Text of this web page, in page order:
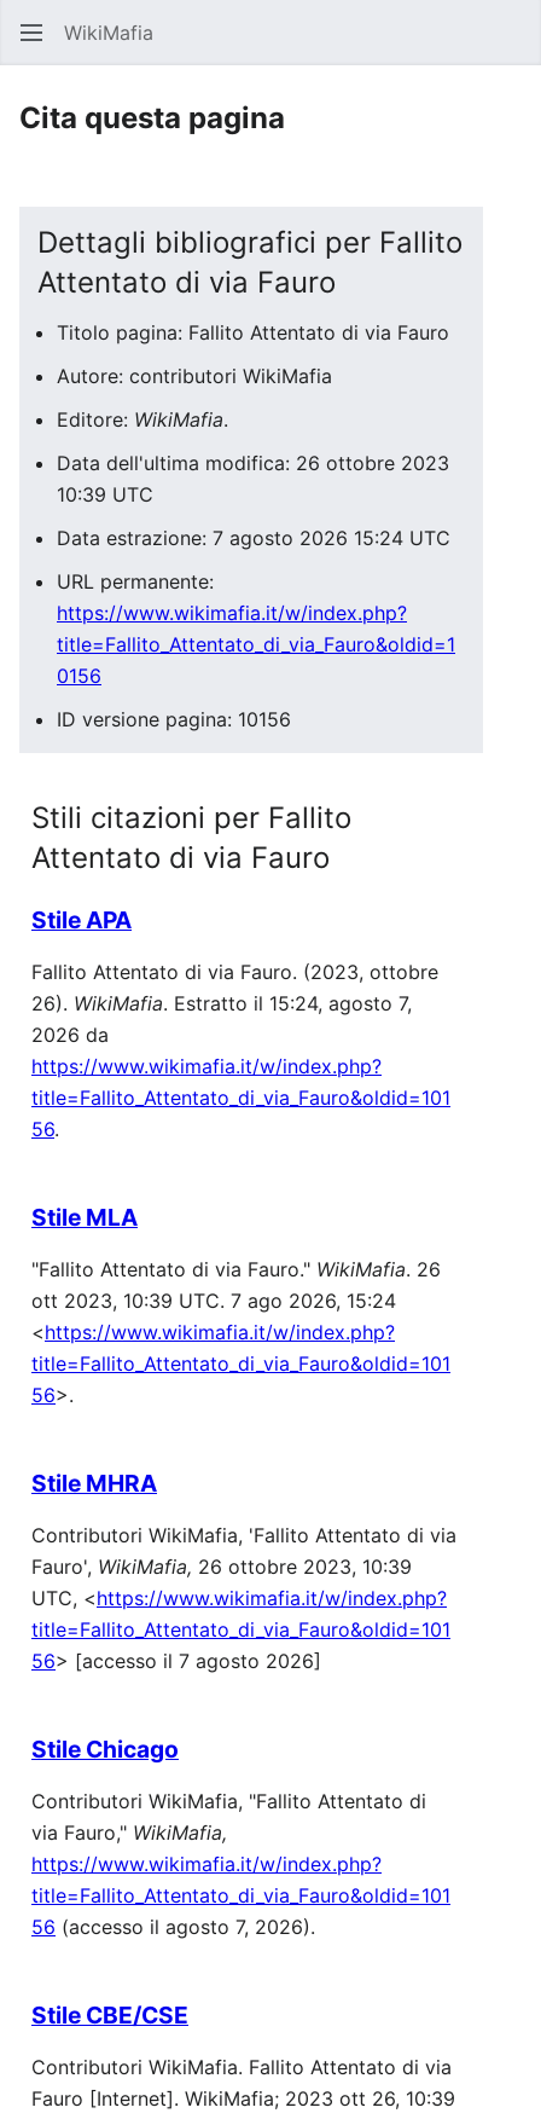
WikiMafia
Cita questa pagina
Dettagli bibliografici per Fallito
Attentato di via Fauro
Titolo pagina: Fallito Attentato di via Fauro
Autore: contributori WikiMafia
Editore: WikiMafia.
Data dell'ultima modifica: 26 ottobre 2023
10:39 UTC
Data estrazione: 7 agosto 2026 15:24 UTC
URL permanente:
https://www.wikimafia.it/w/index.php?
title=Fallito_Attentato_di_via_Fauro&oldid=1
0156
ID versione pagina: 10156
Stili citazioni per Fallito
Attentato di via Fauro
Stile APA
Fallito Attentato di via Fauro. (2023, ottobre
26). WikiMafia. Estratto il 15:24, agosto 7,
2026 da
https://www.wikimafia.it/w/index.php?
title=Fallito_Attentato_di_via_Fauro&oldid=101
56.
Stile MLA
"Fallito Attentato di via Fauro." WikiMafia. 26
ott 2023, 10:39 UTC. 7 ago 2026, 15:24
<https://www.wikimafia.it/w/index.php?
title=Fallito_Attentato_di_via_Fauro&oldid=101
56>.
Stile MHRA
Contributori WikiMafia, 'Fallito Attentato di via
Fauro', WikiMafia, 26 ottobre 2023, 10:39
UTC, <https://www.wikimafia.it/w/index.php?
title=Fallito_Attentato_di_via_Fauro&oldid=101
56> [accesso il 7 agosto 2026]
Stile Chicago
Contributori WikiMafia, "Fallito Attentato di
via Fauro," WikiMafia,
https://www.wikimafia.it/w/index.php?
title=Fallito_Attentato_di_via_Fauro&oldid=101
56 (accesso il agosto 7, 2026).
Stile CBE/CSE
Contributori WikiMafia. Fallito Attentato di via
Fauro [Internet]. WikiMafia; 2023 ott 26, 10:39